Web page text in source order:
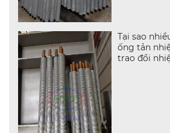
Tại sao
ống tản
trao đổi